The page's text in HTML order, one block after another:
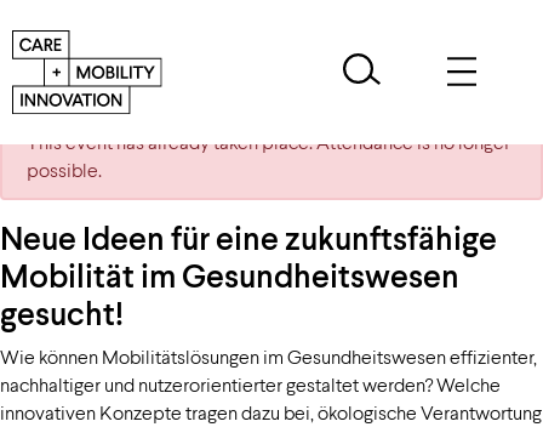
This event has already taken place. Attendance is no longer
possible.
Neue Ideen für eine zukunftsfähige
Mobilität im Gesundheitswesen
gesucht!
Wie können Mobilitätslösungen im Gesundheitswesen effizienter,
nachhaltiger und nutzerorientierter gestaltet werden? Welche
innovativen Konzepte tragen dazu bei, ökologische Verantwortung